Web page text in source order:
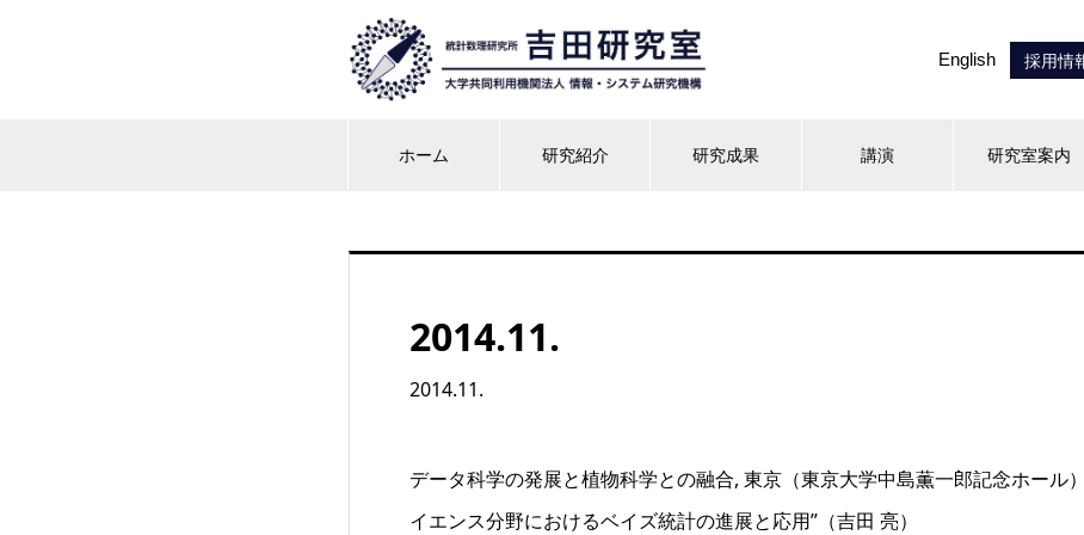
English 採用情
ホーム 研究紹介 研究成果 講演 研究室案内
2014.11.
2014.11.
データ科学の発展と植物科学との融合, 東京（東京大学中島薫一郎記念ホール
イエンス分野におけるベイズ統計の進展と応用”（吉田 亮）